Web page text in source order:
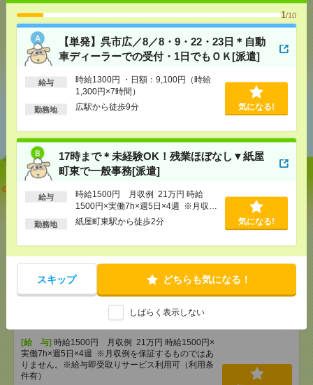
1/10
【単発】呉市広／8／8・9・22・23日＊自動
車ディーラーでの受付・1日でもＯＫ[派遣]
給与
時給1300円 ・日額：9,100円（時給
1,300円×7時間）
勤務地 広駅から徒歩9分 気になる!
17時まで＊未経験OK！残業ほぼなし▼紙屋
町東で一般事務[派遣]
給与
時給1500円 月収例 21万円 時給
1500円×実働7h×週5日×4週 ※月収例
を保証するものではありません。※給
勤務地 紙屋町東駅から徒歩2分 気になる!
スキップ どちらも気になる！
しばらく表示しない
メールで送る LINEで送る
シェア ツイート ブックマーク
あなたの閲覧履歴からの
ラーでの受付・1日でもＯＫ[派遣]
[給 与]時給1300円 ・日額：9,100円（時給1,300
広駅から徒歩9分
気になる！
[給 与] 時給1500円 月収例 21万円 時給1500円×
実働7h×週5日×4週 ※月収例を保証するものではあ
りません。※給与即受取りサービス利用可（利用条
件有）